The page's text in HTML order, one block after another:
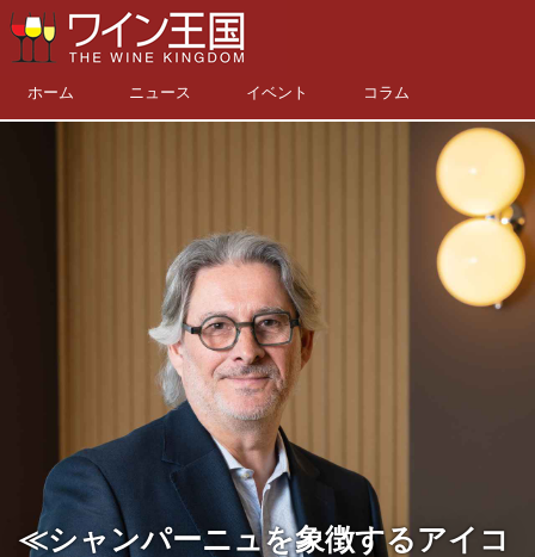
ホーム ニュース イベント コラム
≪シャンパーニュを象徴するアイコ